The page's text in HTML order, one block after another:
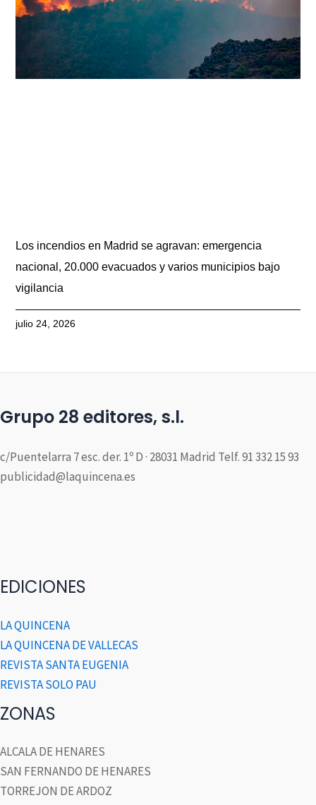
Los incendios en Madrid se agravan: emergencia
nacional, 20.000 evacuados y varios municipios bajo
vigilancia
julio 24, 2026
Grupo 28 editores, s.l.
c/Puentelarra 7 esc. der. 1º D · 28031 Madrid Telf. 91 332 15 93
publicidad@laquincena.es
EDICIONES
LA QUINCENA
LA QUINCENA DE VALLECAS
REVISTA SANTA EUGENIA
REVISTA SOLO PAU
ZONAS
ALCALA DE HENARES
SAN FERNANDO DE HENARES
TORREJON DE ARDOZ